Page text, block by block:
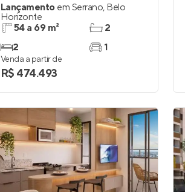
Lançamento em Serrano, Belo
Horizonte
54 a 69 m²
2
2
1
Venda a partir de
R$ 474.493